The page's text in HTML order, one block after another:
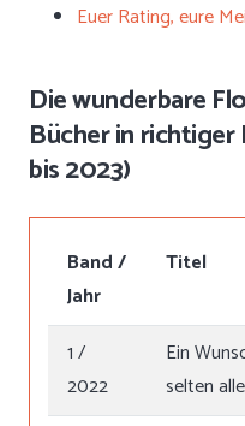
Euer Rating, eure
Die wunderbare
Bücher in
bis 2023)
Band /
Jahr
Titel
1 /
2022
Ein
selten